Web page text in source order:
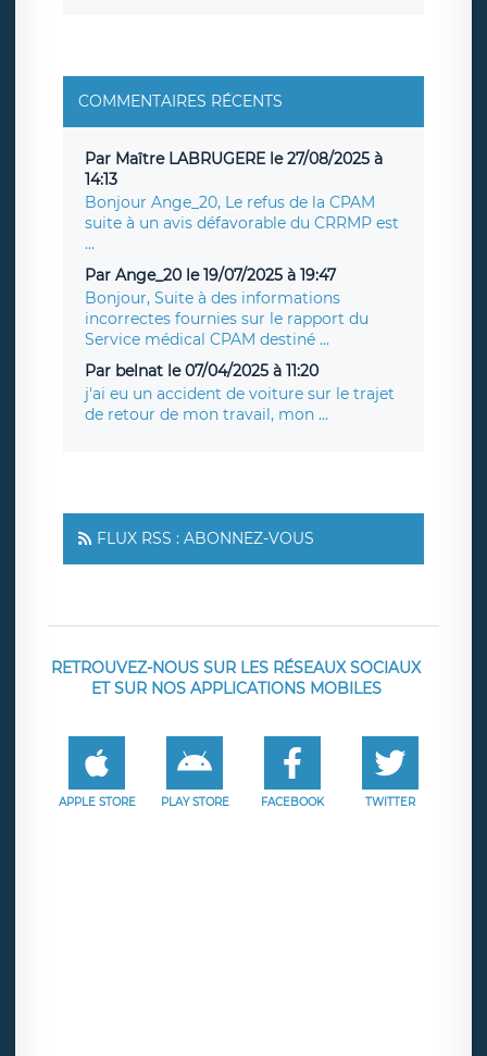
COMMENTAIRES RÉCENTS
Par Maître LABRUGERE le 27/08/2025 à
14:13
Bonjour Ange_20, Le refus de la CPAM
suite à un avis défavorable du CRRMP est
...
Par Ange_20 le 19/07/2025 à 19:47
Bonjour, Suite à des informations
incorrectes fournies sur le rapport du
Service médical CPAM destiné ...
Par belnat le 07/04/2025 à 11:20
j'ai eu un accident de voiture sur le trajet
de retour de mon travail, mon ...
FLUX RSS : ABONNEZ-VOUS
RETROUVEZ-NOUS SUR LES RÉSEAUX SOCIAUX
ET SUR NOS APPLICATIONS MOBILES
APPLE STORE PLAY STORE FACEBOOK TWITTER